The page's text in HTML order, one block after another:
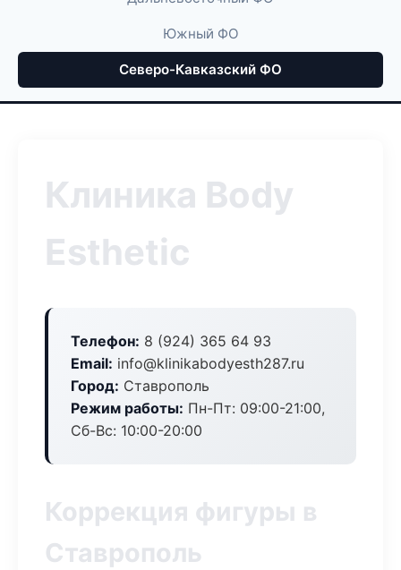
Южный ФО
Северо-Кавказский ФО
Клиника Body
Esthetic
Телефон: 8 (924) 365 64 93
Email: info@klinikabodyesth287.ru
Город: Ставрополь
Режим работы: Пн-Пт: 09:00-21:00,
Сб-Вс: 10:00-20:00
Коррекция фигуры в
Ставрополь